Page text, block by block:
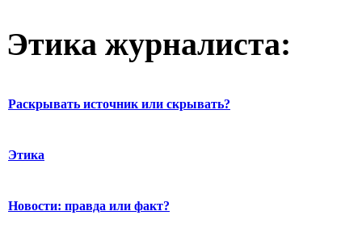
Этика журналиста:
Раскрывать источник или скрывать?
Этика
Новости: правда или факт?